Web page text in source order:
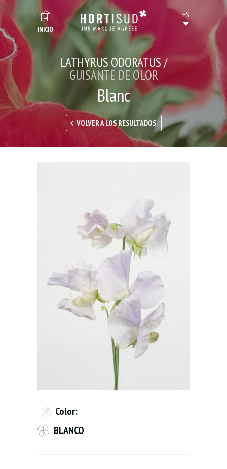
INICIO
LATHYRUS ODORATUS /
GUISANTE DE OLOR
Blanc
VOLVER A LOS RESULTADOS
Color:
BLANCO